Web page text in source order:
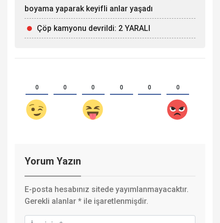
boyama yaparak keyifli anlar yaşadı
Çöp kamyonu devrildi: 2 YARALI
0 0 0 0 0 0
Yorum Yazın
E-posta hesabınız sitede yayımlanmayacaktır.
Gerekli alanlar * ile işaretlenmişdir.